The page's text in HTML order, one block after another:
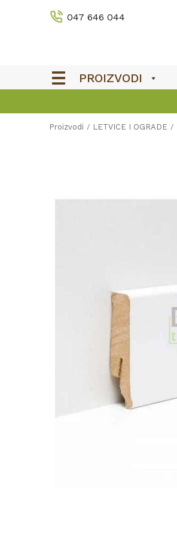
047 646 044
PROIZVODI
Proizvodi LETVICE I OGRADE